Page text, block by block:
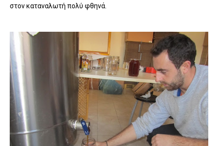
στον καταναλωτή πολύ φθηνά.